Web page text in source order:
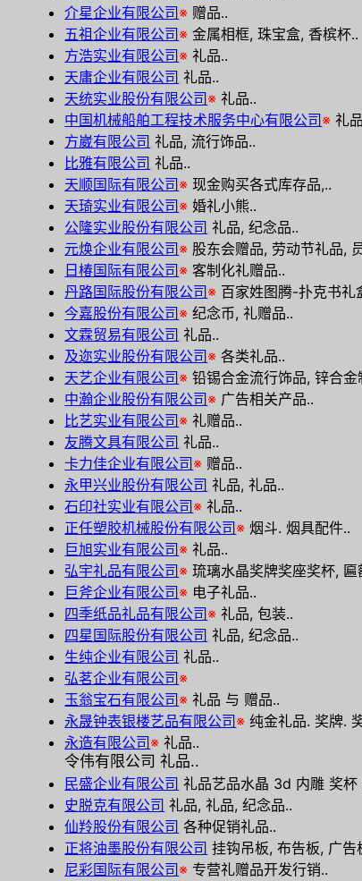
介星企业有限公司 ※ 赠品..
五祖企业有限公司 ※金属相框, 珠宝盒, 香槟杯..
方浩实业有限公司 ※礼品..
天庸企业有限公司 礼品..
天统实业股份有限公司 ※礼品..
中国机械船舶工程技术服务中心有限公司 ※礼
方崴有限公司 礼品, 流行饰品..
比雅有限公司 礼品..
天顺国际有限公司 ※现金购买各式库存品,..
天琦实业有限公司 ※婚礼小熊..
公隆实业股份有限公司 礼品, 纪念品..
元焕企业有限公司 ※ 股东会赠品, 劳动节礼品,
日椿国际有限公司 ※客制化礼赠品..
丹路国际股份有限公司 ※ 百家姓图腾-扑克书礼
今嘉股份有限公司 ※纪念币, 礼赠品..
文霖贸易有限公司 礼品..
及迩实业股份有限公司 ※各类礼品..
天艺企业有限公司 ※铅锡合金流行饰品, 锌合
中瀚企业股份有限公司 ※ 广告相关产品..
比艺实业有限公司 ※礼赠品..
友腾文具有限公司 礼品..
卡力佳企业有限公司 ※ 赠品..
永甲兴业股份有限公司 礼品, 礼品..
石印社实业有限公司 ※礼品..
正任塑胶机械股份有限公司 ※烟斗. 烟具配件..
巨旭实业有限公司 ※礼品..
弘宇礼品有限公司 ※琉璃水晶奖牌奖座奖杯,
巨斧企业有限公司 ※ 电子礼品..
四季纸品礼品有限公司 ※礼品, 包装..
四星国际股份有限公司 礼品, 纪念品..
生纯企业有限公司 礼品..
弘茗企业有限公司 ※
玉翁宝石有限公司 ※礼品 与 赠品..
永晟钟表银楼艺品有限公司 ※纯金礼品. 奖牌.
永造有限公司 ※礼品..
令伟有限公司 礼品..
民盛企业有限公司 礼品艺品水晶 3d 内雕 奖
史脱克有限公司 礼品, 礼品, 纪念品..
仙羚股份有限公司 各种促销礼品..
正将油墨股份有限公司 挂钩吊板, 布告板, 广
尼彩国际有限公司 ※ 专营礼赠品开发行销..